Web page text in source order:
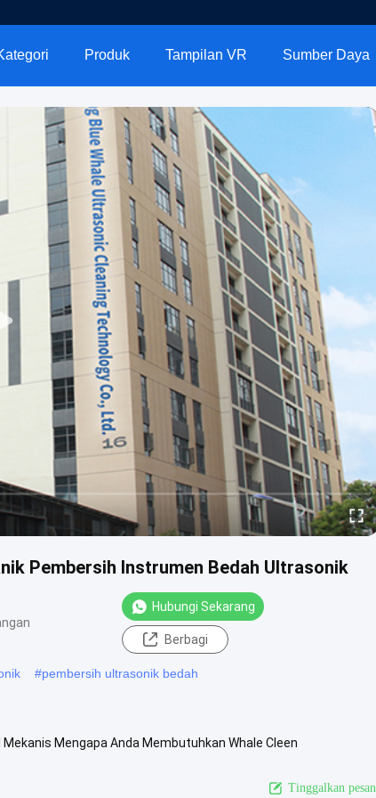
Produk Tampilan VR Sumber Daya
Pembersih Instrumen Bedah Ultrasonik
Hubungi Sekarang
Berbagi
#pembersih ultrasonik bedah
Mengapa Anda Membutuhkan Whale Cleen
Tinggalkan pesan.